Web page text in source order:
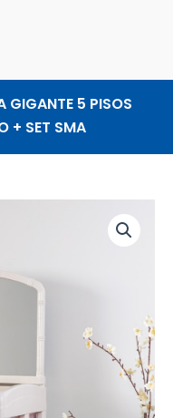
5 PISOS
+ SET SMA